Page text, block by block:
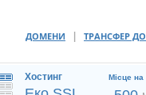
ДОМЕНИ | ТРАНСФЕР
Хостинг Місце на